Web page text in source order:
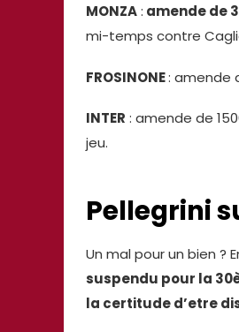
MONZA: amende de
mi-temps contre
FROSINONE: amende
INTER : amende de
jeu.
Pellegrini
Un mal pour un bien ?
suspendu pour la
la certitude d’etre